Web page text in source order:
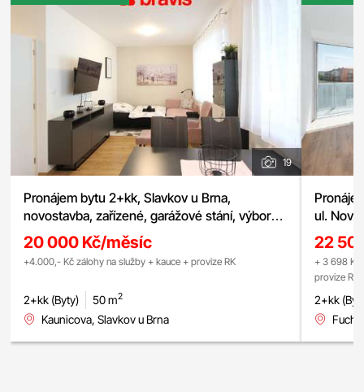
19
Pronájem bytu 2+kk, Slavkov u Brna,
novostavba, zařízené, garážové stání, výborná
dostupnost do Brna, ul. Kaunicova
20 000 Kč/měsíc
+4.000,- Kč zálohy na služby + kauce + provize RK
2+kk (Byty) 50 m2
Kaunicova, Slavkov u Brna
ul.
chytrá
lodžie,
22
+ 3 698 Kč
provize RK
2+kk